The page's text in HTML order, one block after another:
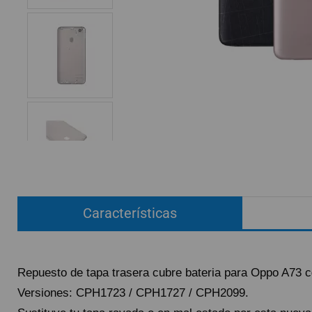
FUNDAS
HIDROGEL APOKIN
CONSULTAR REPARACIÓN
TOP VENTAS REPUESTOS
NUESTRO BLOG
Características
Repuesto de tapa trasera cubre bateria para Oppo A73
Versiones: CPH1723 / CPH1727 / CPH2099.